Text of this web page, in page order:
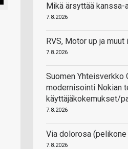
Mikä ärsyttää kanssa-
7.8.2026
RVS, Motor up ja muut
7.8.2026
Suomen Yhteisverkko
modernisointi Nokian
käyttäjäkokemukset/
7.8.2026
Via dolorosa (pelikone
7.8.2026